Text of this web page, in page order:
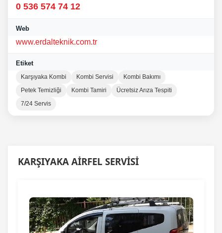
0 536 574 74 12
Web
www.erdalteknik.com.tr
Etiket
Karşıyaka Kombi Kombi Servisi
Kombi Bakımı
Petek Temizliği
Kombi Tamiri
Ücretsiz Arıza Tespiti
7/24 Servis
KARŞIYAKA AİRFEL SERVİSİ